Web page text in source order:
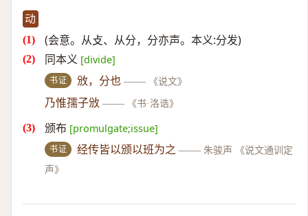
动
(会意。从攴、从分，分亦声。本义:分发)
同本义 [divide]
书证 攽，分也 —— 《说文》
乃惟孺子攽 —— 《书·洛诰》
颁布 [promulgate;issue]
书证 经传皆以颁以班为之 —— 朱骏声 《说文通训定
声》